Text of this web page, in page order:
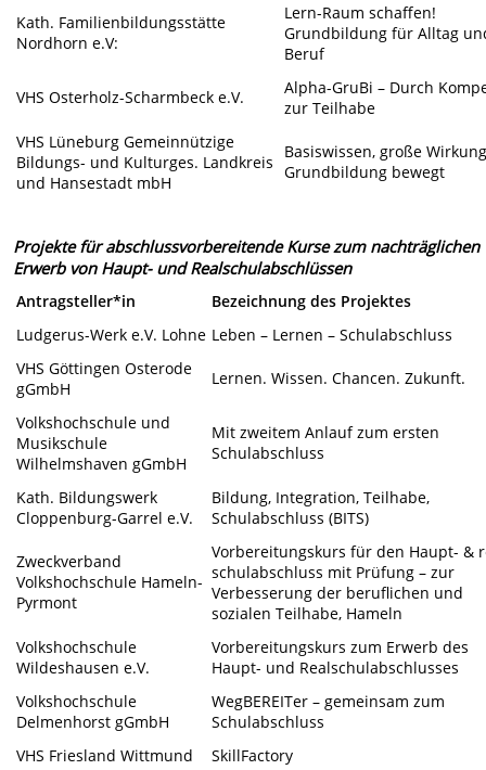
Kath. Familienbildungsstätte
Nordhorn e.V:
Lern-Raum schaffen!
Grundbildung für Alltag
Beruf
VHS Osterholz-Scharmbeck e.V.
Alpha-GruBi – Durch
zur Teilhabe
VHS Lüneburg Gemeinnützige
Bildungs- und Kulturges. Landkreis
und Hansestadt mbH
Basiswissen, große
Grundbildung bewegt
Projekte für abschlussvorbereitende Kurse zum nachträglichen
Erwerb von Haupt- und Realschulabschlüssen
Antragsteller*in
Bezeichnung des Projektes
Ludgerus-Werk e.V. Lohne Leben – Lernen – Schulabschluss
VHS Göttingen Osterode
gGmbH
Lernen. Wissen. Chancen. Zukunft.
Volkshochschule und
Musikschule
Wilhelmshaven gGmbH
Mit zweitem Anlauf zum ersten
Schulabschluss
Kath. Bildungswerk
Cloppenburg-Garrel e.V.
Bildung, Integration, Teilhabe,
Schulabschluss (BITS)
Zweckverband
Volkshochschule Hameln-
Pyrmont
Vorbereitungskurs für den Haupt- &
schulabschluss mit Prüfung – zur
Verbesserung der beruflichen und
sozialen Teilhabe, Hameln
Volkshochschule
Wildeshausen e.V.
Vorbereitungskurs zum Erwerb des
Haupt- und Realschulabschlusses
Volkshochschule
Delmenhorst gGmbH
WegBEREITer – gemeinsam zum
Schulabschluss
VHS Friesland Wittmund
SkillFactory